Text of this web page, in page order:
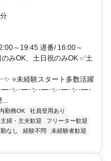
～19:45 遅番/ 16:00～
みOK、土日祝のみOK ✅土
⭐未経験スタート多数活躍
━･✨･━･✨･━･✨･━･✨･━･
勤務OK
社員登用あり
主婦・主夫歓迎
フリーター歓迎
なし 経験不問
未経験者歓迎